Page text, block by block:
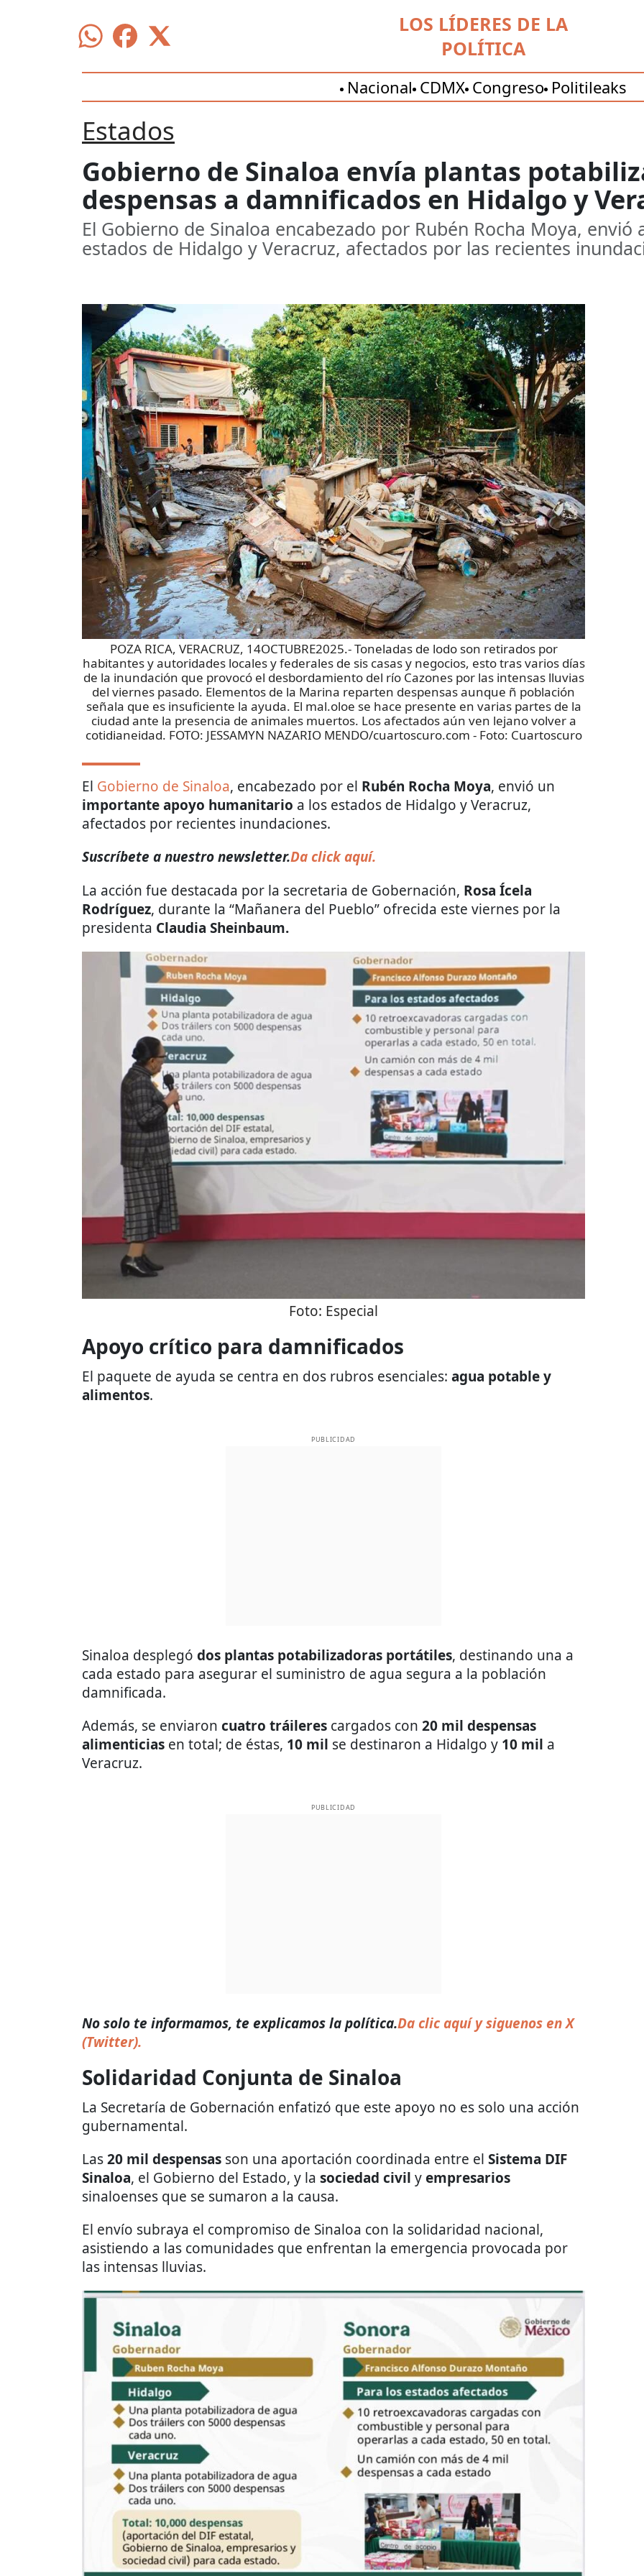
LOS LÍDERES DE LA
POLÍTICA
Nacional CDMX Congreso Politileaks
Estados
Gobierno de Sinaloa envía plantas
despensas a damnificados en Hidalgo y
El Gobierno de Sinaloa encabezado por Rubén Rocha Moya,
estados de Hidalgo y Veracruz, afectados por las recientes
POZA RICA, VERACRUZ, 14OCTUBRE2025.- Toneladas de lodo son retirados por
habitantes y autoridades locales y federales de sis casas y negocios, esto tras varios días
de la inundación que provocó el desbordamiento del río Cazones por las intensas lluvias
del viernes pasado. Elementos de la Marina reparten despensas aunque ñ población
señala que es insuficiente la ayuda. El mal.oloe se hace presente en varias partes de la
ciudad ante la presencia de animales muertos. Los afectados aún ven lejano volver a
cotidianeidad. FOTO: JESSAMYN NAZARIO MENDO/cuartoscuro.com - Foto: Cuartoscuro
El Gobierno de Sinaloa, encabezado por el Rubén Rocha Moya, envió un
importante apoyo humanitario a los estados de Hidalgo y Veracruz,
afectados por recientes inundaciones.
Suscríbete a nuestro newsletter.Da click aquí.
La acción fue destacada por la secretaria de Gobernación, Rosa Ícela
Rodríguez, durante la “Mañanera del Pueblo” ofrecida este viernes por la
presidenta Claudia Sheinbaum.
Foto: Especial
Apoyo crítico para damnificados
El paquete de ayuda se centra en dos rubros esenciales: agua potable y
alimentos.
PUBLICIDAD
Sinaloa desplegó dos plantas potabilizadoras portátiles, destinando una a
cada estado para asegurar el suministro de agua segura a la población
damnificada.
Además, se enviaron cuatro tráileres cargados con 20 mil despensas
alimenticias en total; de éstas, 10 mil se destinaron a Hidalgo y 10 mil a
Veracruz.
PUBLICIDAD
No solo te informamos, te explicamos la política.Da clic aquí y siguenos en X
(Twitter).
Solidaridad Conjunta de Sinaloa
La Secretaría de Gobernación enfatizó que este apoyo no es solo una acción
gubernamental.
Las20 mil despensas son una aportación coordinada entre el Sistema DIF
Sinaloa, el Gobierno del Estado, y la sociedad civil yempresarios
sinaloenses que se sumaron a la causa.
El envío subraya el compromiso de Sinaloa con la solidaridad nacional,
asistiendo a las comunidades que enfrentan la emergencia provocada por
las intensas lluvias.